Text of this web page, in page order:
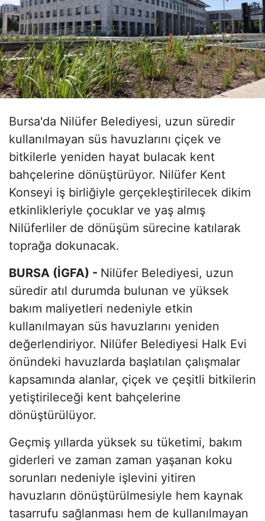
Bursa'da Nilüfer Belediyesi, uzun süredir
kullanılmayan süs havuzlarını çiçek ve
bitkilerle yeniden hayat bulacak kent
bahçelerine dönüştürüyor. Nilüfer Kent
Konseyi iş birliğiyle gerçekleştirilecek dikim
etkinlikleriyle çocuklar ve yaş almış
Nilüferliler de dönüşüm sürecine katılarak
toprağa dokunacak.
BURSA (İGFA) - Nilüfer Belediyesi, uzun
süredir atıl durumda bulunan ve yüksek
bakım maliyetleri nedeniyle etkin
kullanılmayan süs havuzlarını yeniden
değerlendiriyor. Nilüfer Belediyesi Halk Evi
önündeki havuzlarda başlatılan çalışmalar
kapsamında alanlar, çiçek ve çeşitli bitkilerin
yetiştirileceği kent bahçelerine
dönüştürülüyor.
Geçmiş yıllarda yüksek su tüketimi, bakım
giderleri ve zaman zaman yaşanan koku
sorunları nedeniyle işlevini yitiren
havuzların dönüştürülmesiyle hem kaynak
tasarrufu sağlanması hem de kullanılmayan